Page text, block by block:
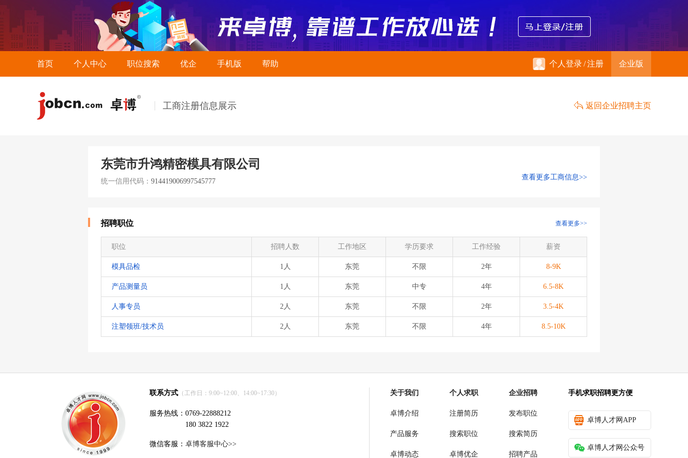
首页 个人中心 职位搜索 优企 手机版 帮助 个人登录/注册 企业版
工商注册信息展示 返回企业招聘主页
东莞市升鸿精密模具有限公司
统一信用代码： 914419006997545777
查看更多工商信息>>
招聘职位 查看更多>>
职位 招聘人数 工作地区 学历要求 工作经验 薪资
模具品检 1人 东莞 不限 2年 8-9K
产品测量员 1人 东莞 中专 4年 6.5-8K
人事专员 2人 东莞 不限 2年 3.5-4K
注塑领班/技术员 2人 东莞 不限 4年 8.5-10K
联系方式 （工作日：9:00~12:00、14:00~17:30）
服务热线：0769-22888212
180 3822 1922
微信客服： 卓博客服中心>>
关于我们
卓博介绍
产品服务
卓博动态
个人求职
注册简历
搜索职位
卓博优企
企业招聘
发布职位
搜索简历
招聘产品
手机求职招聘更方便
卓博人才网APP
卓博人才网公众号